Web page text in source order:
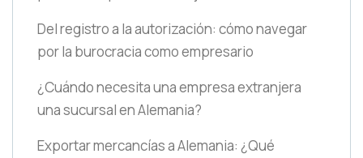
Del registro a la autorización: cómo navegar
por la burocracia como empresario
¿Cuándo necesita una empresa extranjera
una sucursal en Alemania?
Exportar mercancías a Alemania: ¿Qué